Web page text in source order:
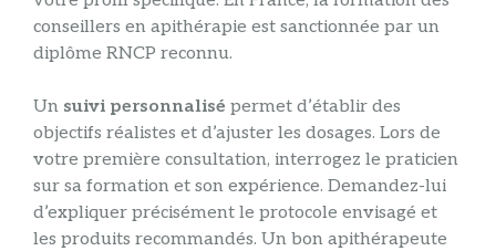
conseillers en apithérapie est sanctionnée par un
diplôme RNCP reconnu.
Un suivi personnalisé permet d’établir des
objectifs réalistes et d’ajuster les dosages. Lors de
votre première consultation, interrogez le praticien
sur sa formation et son expérience. Demandez-lui
d’expliquer précisément le protocole envisagé et
les produits recommandés. Un bon apithérapeute